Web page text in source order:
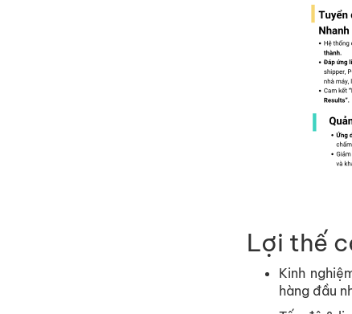
Lợi thế
Kinh
hàng đầu